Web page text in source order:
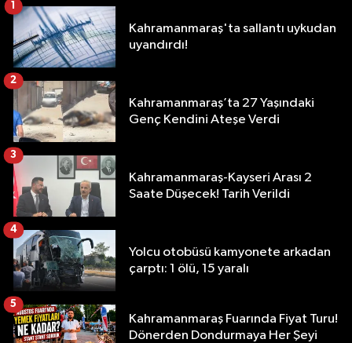
Kahramanmaraş'ta sallantı uykudan
uyandırdı!
1
Kahramanmaraş’ta 27 Yaşındaki
Genç Kendini Ateşe Verdi
2
Kahramanmaraş-Kayseri Arası 2
Saate Düşecek! Tarih Verildi
3
Yolcu otobüsü kamyonete arkadan
çarptı: 1 ölü, 15 yaralı
4
Kahramanmaraş Fuarında Fiyat Turu!
Dönerden Dondurmaya Her Şeyi
5